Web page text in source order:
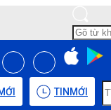
TIN MỚI